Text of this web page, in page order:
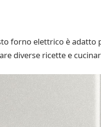
forno elettrico è
diverse ricette e